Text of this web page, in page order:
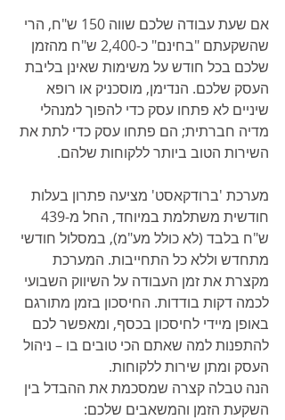
אם שעת עבודה שלכם שווה 150 ש"ח, הרי
שהשקעתם "בחינם" כ-2,400 ש"ח מהזמן
שלכם בכל חודש על משימות שאינן בליבת
העסק שלכם. הנדימן, מוסכניק או רופא
שיניים לא פתחו עסק כדי להפוך למנהלי
מדיה חברתית; הם פתחו עסק כדי לתת את
השירות הטוב ביותר ללקוחות שלהם.
מערכת 'ברודקאסט' מציעה פתרון בעלות
ש"ח בלבד (לא כולל מע"מ), במסלול חודשי
מתחדש וללא כל התחייבות. המערכת
מקצרת את זמן העבודה על השיווק השבועי
לכמה דקות בודדות. החיסכון בזמן מתורגם
באופן מיידי לחיסכון בכסף, ומאפשר לכם
להתפנות למה שאתם הכי טובים בו – ניהול
העסק ומתן שירות ללקוחות.
הנה טבלה קצרה שמסכמת את ההבדל בין
השקעת הזמן והמשאבים שלכם: